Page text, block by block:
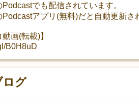
でも配信されています。
アプリ(無料)だと自動更新さ
動画(転載)】
B0H8uD
ログ